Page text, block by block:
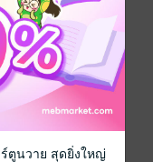
ร์ตูนวาย สุดยิ่งใหญ่